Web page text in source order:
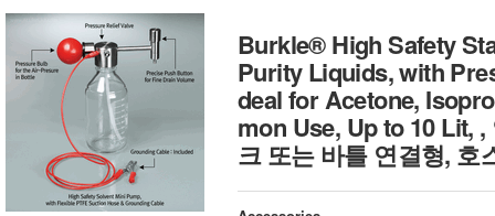
Burkle® High Safety
Purity Liquids, with
deal for Acetone,
mon Use, Up to 10 Lit, ,
크 또는 바틀 연결형, 호